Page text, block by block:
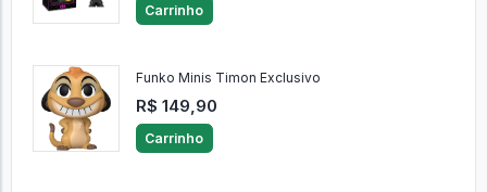
Carrinho
Funko Minis Timon Exclusivo
R$ 149,90
Carrinho